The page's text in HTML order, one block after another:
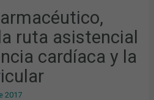
ruta asistencial
cardíaca y la
2017